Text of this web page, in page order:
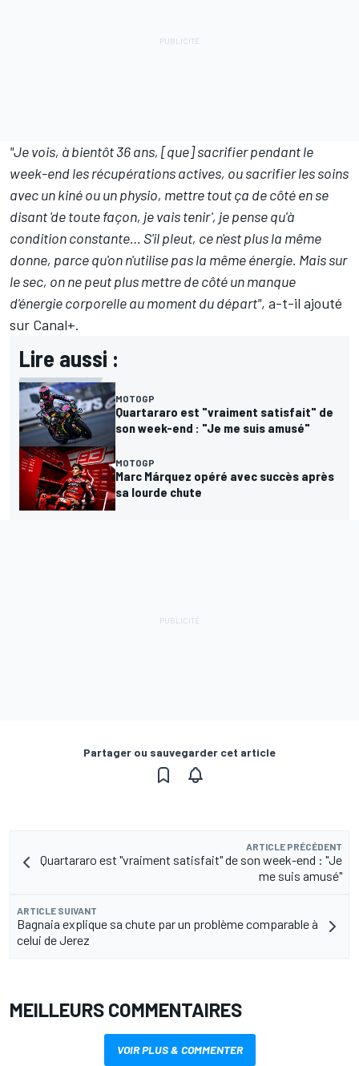
"Je vois, à bientôt 36 ans, [que] sacrifier pendant le
week-end les récupérations actives, ou sacrifier les soins
avec un kiné ou un physio, mettre tout ça de côté en se
disant 'de toute façon, je vais tenir', je pense qu'à
condition constante… S'il pleut, ce n'est plus la même
donne, parce qu'on n'utilise pas la même énergie. Mais sur
le sec, on ne peut plus mettre de côté un manque
d'énergie corporelle au moment du départ", a-t-il ajouté
sur Canal+.
Lire aussi :
MOTOGP
Quartararo est "vraiment satisfait" de
son week-end : "Je me suis amusé"
MOTOGP
Marc Márquez opéré avec succès après
sa lourde chute
Partager ou sauvegarder cet article
ARTICLE PRÉCÉDENT
Quartararo est "vraiment satisfait" de son week-end : "Je
me suis amusé"
ARTICLE SUIVANT
Bagnaia explique sa chute par un problème comparable à
celui de Jerez
MEILLEURS COMMENTAIRES
VOIR PLUS & COMMENTER